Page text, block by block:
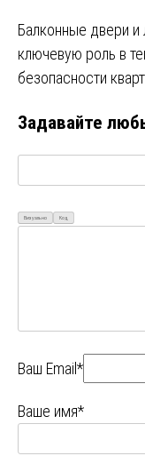
Балконные двери
ключевую роль в
безопасности
Задавайте
Визуально Код
Ваш Email*
Ваше имя*